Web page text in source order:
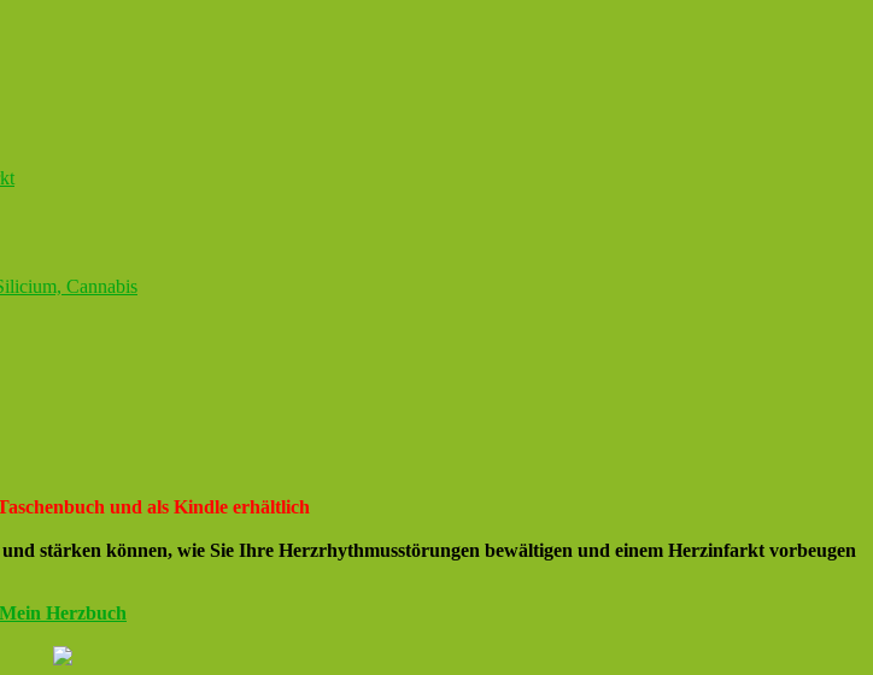
Cannabis
und als Kindle erhältlich
stärken können, wie Sie Ihre Herzrhythmusstörungen bewältigen und einem Herzinfarkt vorbeugen
Mein Herzbuch